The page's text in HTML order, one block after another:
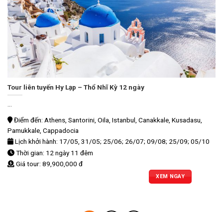
Tour liên tuyến Hy Lạp – Thổ Nhĩ Kỳ 12 ngày
Điểm đến: Athens, Santorini, Oila, Istanbul, Canakkale, Kusadasu,
Pamukkale, Cappadocia
Lịch khởi hành: 17/05, 31/05; 25/06; 26/07; 09/08; 25/09; 05/10
Thời gian: 12 ngày 11 đêm
Giá tour: 89,900,000 đ
XEM NGAY